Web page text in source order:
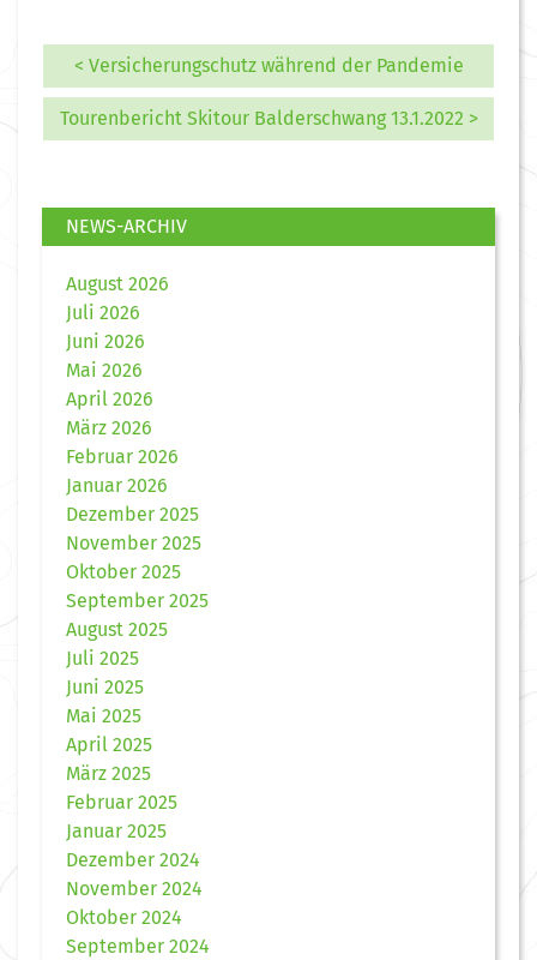
< Versicherungschutz während der Pandemie
Tourenbericht Skitour Balderschwang 13.1.2022 >
NEWS-ARCHIV
August 2026
Juli 2026
Juni 2026
Mai 2026
April 2026
März 2026
Februar 2026
Januar 2026
Dezember 2025
November 2025
Oktober 2025
September 2025
August 2025
Juli 2025
Juni 2025
Mai 2025
April 2025
März 2025
Februar 2025
Januar 2025
Dezember 2024
November 2024
Oktober 2024
September 2024